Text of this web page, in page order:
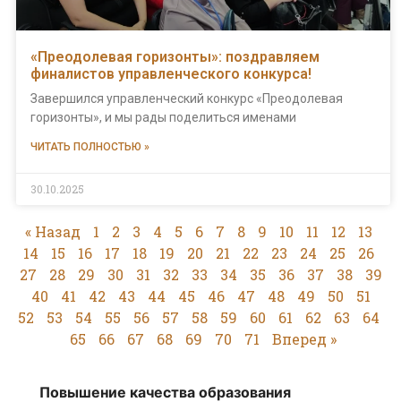
«Преодолевая горизонты»: поздравляем
финалистов управленческого конкурса!
Завершился управленческий конкурс «Преодолевая
горизонты», и мы рады поделиться именами
ЧИТАТЬ ПОЛНОСТЬЮ »
30.10.2025
« Назад 1 2 3 4 5 6 7 8 9 10 11 12
13
14
15 16 17 18 19 20 21 22 23 24 25
26
27
28 29 30 31 32 33 34 35 36 37 38
39
40
41 42 43 44 45 46 47 48 49 50
51
52
53 54 55 56 57 58 59 60 61 62 63
64
65
66 67 68 69 70 71 Вперед »
Повышение качества образования